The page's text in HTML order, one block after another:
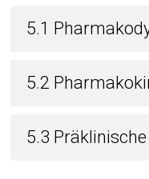
5.1
5.2
5.3